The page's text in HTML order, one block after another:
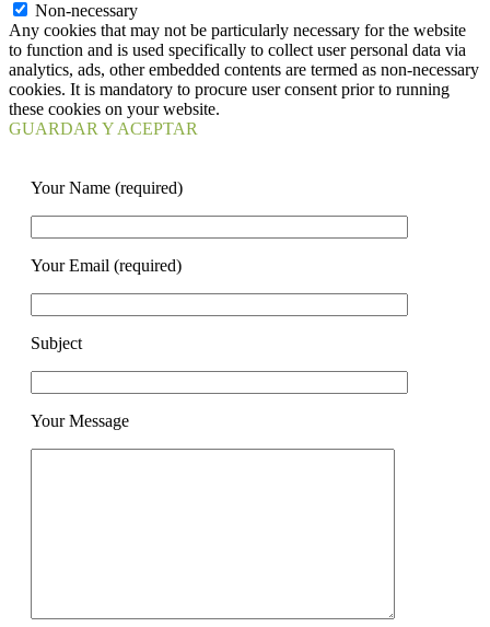
Non-necessary
Any cookies that may not be particularly necessary for the website
to function and is used specifically to collect user personal data via
analytics, ads, other embedded contents are termed as non-necessary
cookies. It is mandatory to procure user consent prior to running
these cookies on your website.
GUARDAR Y ACEPTAR
Your Name (required)
Your Email (required)
Subject
Your Message